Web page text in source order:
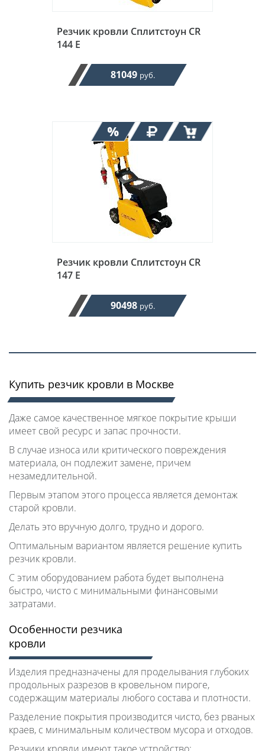
Резчик кровли Сплитстоун CR
144 E
81049 руб.
Резчик кровли Сплитстоун CR
147 E
90498 руб.
Купить резчик кровли в Москве
Даже самое качественное мягкое покрытие крыши
имеет свой ресурс и запас прочности.
В случае износа или критического повреждения
материала, он подлежит замене, причем
незамедлительной.
Первым этапом этого процесса является демонтаж
старой кровли.
Делать это вручную долго, трудно и дорого.
Оптимальным вариантом является решение купить
резчик кровли.
С этим оборудованием работа будет выполнена
быстро, чисто с минимальными финансовыми
затратами.
Особенности резчика
кровли
Изделия предназначены для проделывания глубоких
продольных разрезов в кровельном пироге,
содержащим материалы любого состава и плотности.
Разделение покрытия производится чисто, без рваных
краев, с минимальным количеством мусора и отходов.